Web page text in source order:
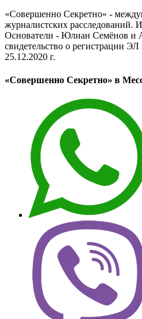
«Совершенно Секретно» -
журналистских расследований.
Основатели - Юлиан Семёнов и
свидетельство о регистрации
25.12.2020 г.
«Совершенно Секретно» в